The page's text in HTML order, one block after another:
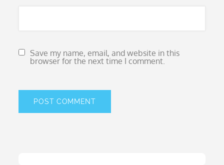
Save my name, email, and website in this
browser for the next time I comment.